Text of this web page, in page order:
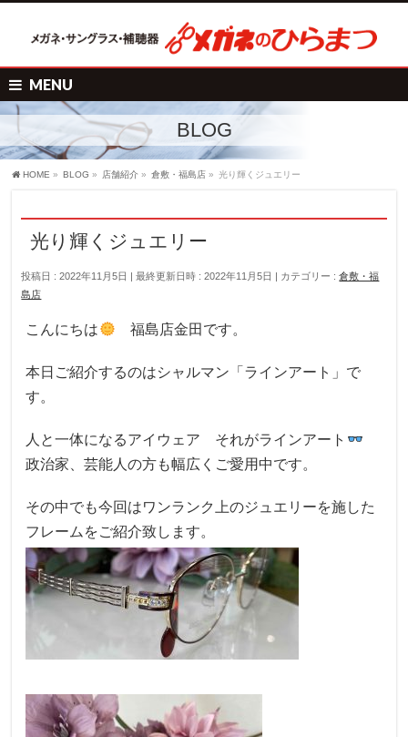
MENU
BLOG
HOME » BLOG » 店舗紹介 » 倉敷・福島店 » 光り輝くジュエリー
光り輝くジュエリー
投稿日 : 2022年11月5日 最終更新日時 : 2022年11月5日 カテゴリー :倉敷・福
島店
こんにちは 福島店金田です。
本日ご紹介するのはシャルマン「ラインアート」で
す。
人と一体になるアイウェア それがラインアート
政治家、芸能人の方も幅広くご愛用中です。
その中でも今回はワンランク上のジュエリーを施した
フレームをご紹介致します。